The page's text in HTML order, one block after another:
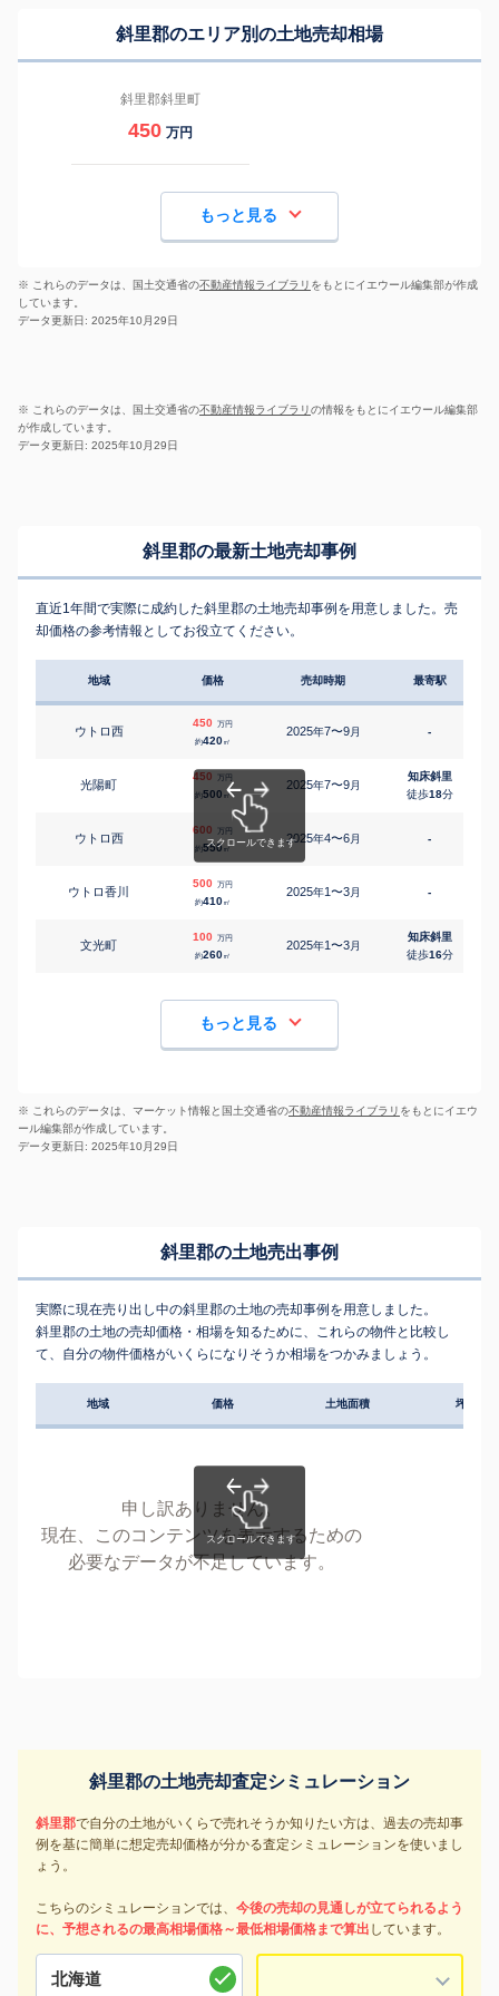
斜里郡のエリア別の土地売却相場
斜里郡斜里町
450 万円
もっと見る
※ これらのデータは、国土交通省の不動産情報ライブラリ をもとにイエウール編集部が作成
しています。
データ更新日: 2025年10月29日
※ これらのデータは、国土交通省の不動産情報ライブラリの情報をもとにイエウール編集部
が作成しています。
データ更新日: 2025年10月29日
斜里郡の最新土地売却事例
直近1年間で実際に成約した斜里郡の土地売却事例を用意しました。売
却価格の参考情報としてお役立てください。
地域 価格 売却時期 最寄駅
ウトロ西
450 万円
約420㎡
2025年7〜9月 -
光陽町
450 万円
約500 ㎡
2025年7〜9月
知床斜里
徒歩18分
ウトロ西
600 万円
約550㎡
2025年4〜6月 -
ウトロ香川
500 万円
約410㎡
2025年1〜3月 -
文光町
100 万円
約260㎡
2025年1〜3月
知床斜里
徒歩16分
もっと見る
※ これらのデータは、マーケット情報と国土交通省の不動産情報ライブラリ をもとにイエウ
ール編集部が作成しています。
データ更新日: 2025年10月29日
斜里郡の土地売出事例
実際に現在売り出し中の斜里郡の土地の売却事例を用意しました。
斜里郡の土地の売却価格・相場を知るために、これらの物件と比較し
て、自分の物件価格がいくらになりそうか相場をつかみましょう。
地域 価格 土地面積 坪単価
申し訳ありません。
現在、このコンテンツを表示するための
必要なデータが不足しています。
斜里郡の土地売却査定シミュレーション
斜里郡で自分の土地がいくらで売れそうか知りたい方は、過去の売却事
例を基に簡単に想定売却価格が分かる査定シミュレーションを使いまし
ょう。
こちらのシミュレーションでは、 今後の売却の見通しが立てられるよう
に、予想されるの最高相場価格～最低相場価格まで算出 しています。